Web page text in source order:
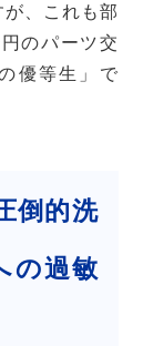
、これも部
のパーツ交
優等生」で
倒的洗
の過敏